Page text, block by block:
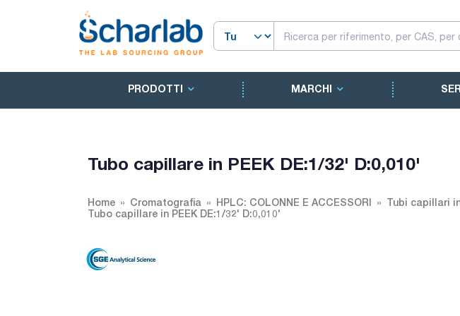
PRODOTTI MARCHI
Tubo capillare in PEEK DE:1/32' D:0,010'
Home Cromatografia HPLC: COLONNE E ACCESSORI
Tubi capillari
Tubo capillare in PEEK DE:1/32' D:0,010'